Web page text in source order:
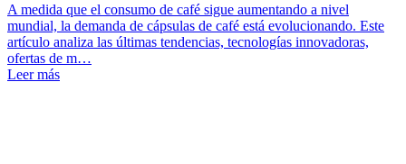
A medida que el consumo de café sigue aumentando a nivel
mundial, la demanda de cápsulas de café está evolucionando. Este
artículo analiza las últimas tendencias, tecnologías innovadoras,
ofertas de m…
Leer más